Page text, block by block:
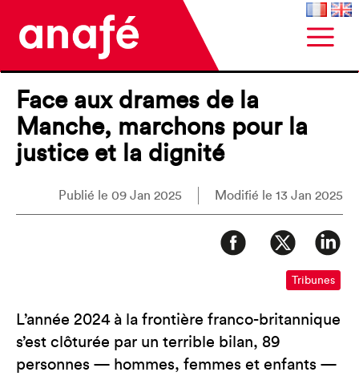
Face aux drames de la
Manche, marchons pour la
justice et la dignité
Publié le 09 Jan 2025 Modifié le 13 Jan 2025
Tribunes
L’année 2024 à la frontière franco-britannique
s’est clôturée par un terrible bilan, 89
personnes — hommes, femmes et enfants —